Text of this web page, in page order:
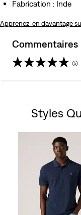
Fabrication : Inde
Apprenez-en davantage
Commentaires
(5)
étoiles.
Styles